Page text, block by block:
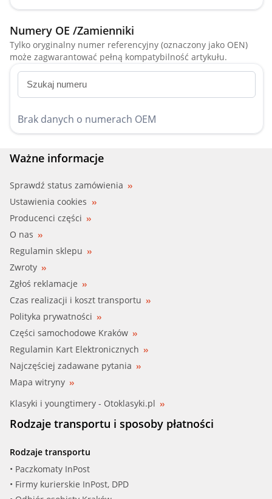
Numery OE /Zamienniki
Tylko oryginalny numer referencyjny (oznaczony jako OEN)
może zagwarantować pełną kompatybilność artykułu.
Brak danych o numerach OEM
Ważne informacje
Sprawdź status zamówienia
Ustawienia cookies
Producenci części
O nas
Regulamin sklepu
Zwroty
Zgłoś reklamacje
Czas realizacji i koszt transportu
Polityka prywatności
Części samochodowe Kraków
Regulamin Kart Elektronicznych
Najczęściej zadawane pytania
Mapa witryny
Klasyki i youngtimery - Otoklasyki.pl
Rodzaje transportu i sposoby płatności
Rodzaje transportu
• Paczkomaty InPost
• Firmy kurierskie InPost, DPD